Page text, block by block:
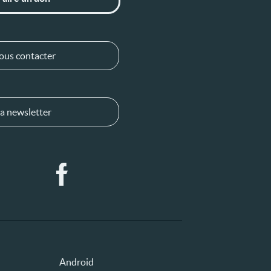
contacter
newsletter
Android